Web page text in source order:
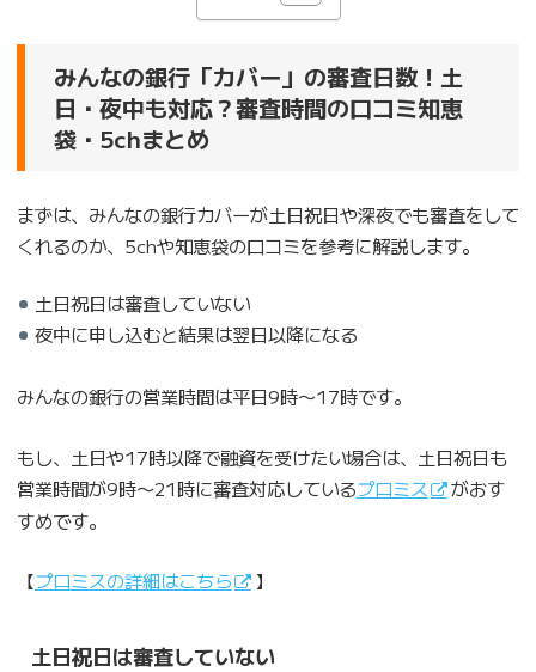
みんなの銀行「カバー」の審査日数！土
日・夜中も対応？審査時間の口コミ知恵
袋・5chまとめ
まずは、みんなの銀行カバーが土日祝日や深夜でも審査をして
くれるのか、5chや知恵袋の口コミを参考に解説します。
土日祝日は審査していない
夜中に申し込むと結果は翌日以降になる
みんなの銀行の営業時間は平日9時〜17時です。
もし、土日や17時以降で融資を受けたい場合は、土日祝日も
営業時間が9時〜21時に審査対応しているプロミス
がおす
すめです。
【プロミスの詳細はこちら 】
土日祝日は審査していない